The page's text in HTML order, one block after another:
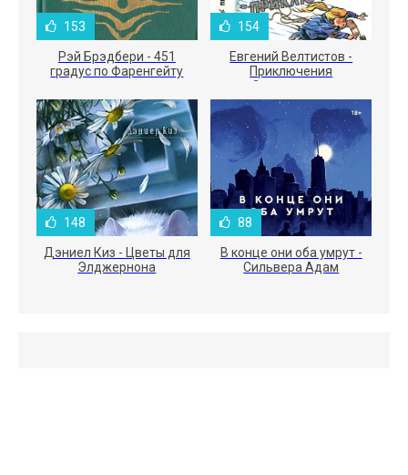
153
Рэй Брэдбери - 451
градус по Фаренгейту
154
Евгений Велтистов -
Приключения
Электроника
148
Дэниел Киз - Цветы для
Элджернона
88
В конце они оба умрут -
Сильвера Адам